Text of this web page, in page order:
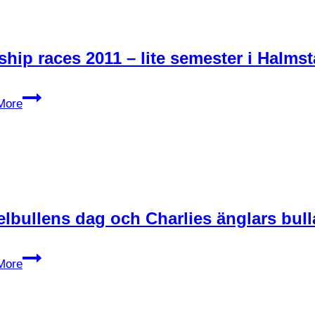
races 2011 – lite semester i
Tall
semester
i
dag och Charlies änglars
Kanelbullens